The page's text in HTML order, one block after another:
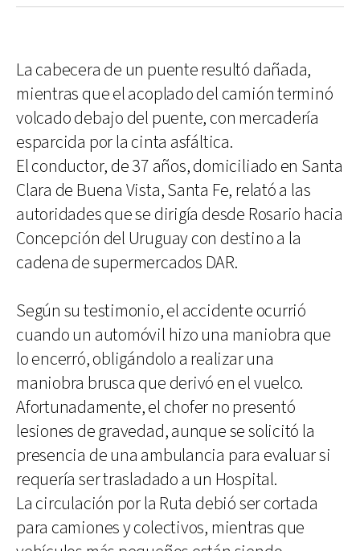
La cabecera de un puente resultó dañada,
mientras que el acoplado del camión terminó
volcado debajo del puente, con mercadería
esparcida por la cinta asfáltica.
El conductor, de 37 años, domiciliado en Santa
Clara de Buena Vista, Santa Fe, relató a las
autoridades que se dirigía desde Rosario hacia
Concepción del Uruguay con destino a la
cadena de supermercados DAR.
Según su testimonio, el accidente ocurrió
cuando un automóvil hizo una maniobra que
lo encerró, obligándolo a realizar una
maniobra brusca que derivó en el vuelco.
Afortunadamente, el chofer no presentó
lesiones de gravedad, aunque se solicitó la
presencia de una ambulancia para evaluar si
requería ser trasladado a un Hospital.
La circulación por la Ruta debió ser cortada
para camiones y colectivos, mientras que